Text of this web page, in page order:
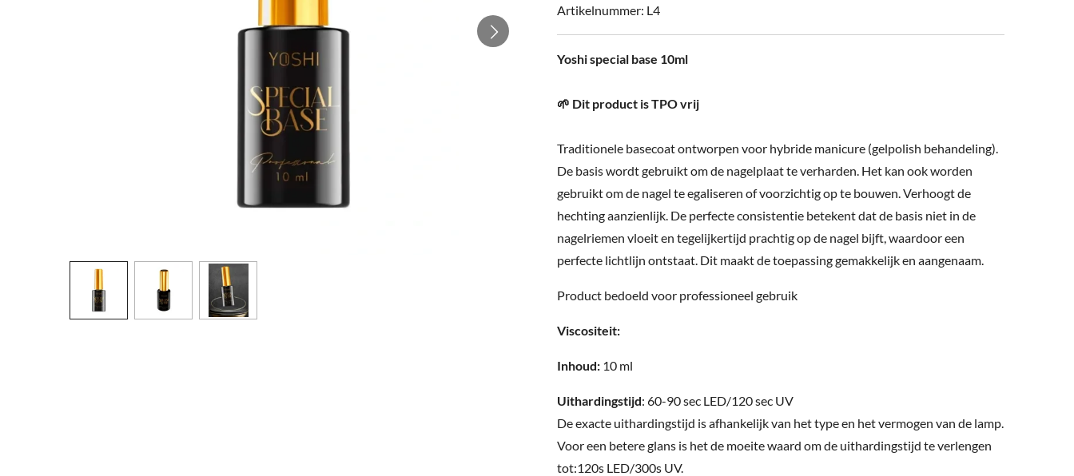
Artikelnummer: L4
Yoshi special base 10ml
🌱 Dit product is TPO vrij
Traditionele basecoat ontworpen voor hybride manicure (gelpolish behandeling).
De basis wordt gebruikt om de nagelplaat te verharden. Het kan ook worden
gebruikt om de nagel te egaliseren of voorzichtig op te bouwen. Verhoogt de
hechting aanzienlijk. De perfecte consistentie betekent dat de basis niet in de
nagelriemen vloeit en tegelijkertijd prachtig op de nagel bijft, waardoor een
perfecte lichtlijn ontstaat. Dit maakt de toepassing gemakkelijk en aangenaam.
Product bedoeld voor professioneel gebruik
Viscositeit:
Inhoud: 10 ml
Uithardingstijd: 60-90 sec LED/120 sec UV
De exacte uithardingstijd is afhankelijk van het type en het vermogen van de lamp.
Voor een betere glans is het de moeite waard om de uithardingstijd te verlengen
tot:120s LED/300s UV.